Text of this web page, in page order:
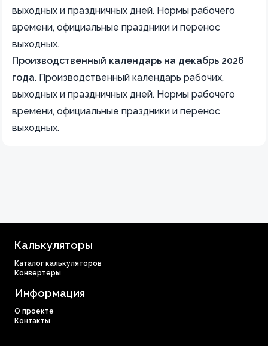
выходных и праздничных дней. Нормы рабочего
времени, официальные праздники и перенос
выходных.
Производственный календарь на декабрь 2026
года. Производственный календарь рабочих,
выходных и праздничных дней. Нормы рабочего
времени, официальные праздники и перенос
выходных.
Калькуляторы
Каталог калькуляторов
Конвертеры
Информация
О проекте
Контакты